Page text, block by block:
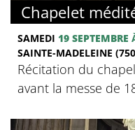
Chapelet
SAMEDI 19 SEPTEMBRE
SAINTE-MADELEINE
Récitation du
avant la messe de